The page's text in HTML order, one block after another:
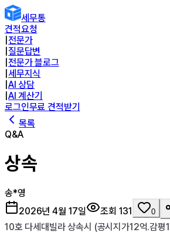
세무통
견적요청
전문가
질문답변
전문가 블로그
세무지식
AI 상담
AI 계산기
로그인무료 견적받기
목록
Q&A
상속
송*영
2026년 4월 17일
조회 131 0
10호 다세대빌라 상속시 (공시지가12억.감평